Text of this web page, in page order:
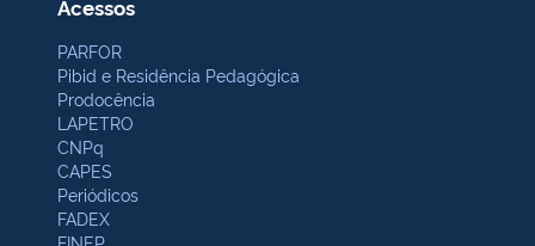
Acessos
PARFOR
Pibid e Residência Pedagógica
Prodocência
LAPETRO
CNPq
CAPES
Periódicos
FADEX